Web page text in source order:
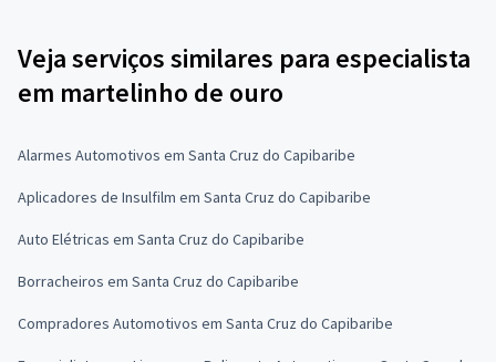
Veja serviços similares para especialista
em martelinho de ouro
Alarmes Automotivos em Santa Cruz do Capibaribe
Aplicadores de Insulfilm em Santa Cruz do Capibaribe
Auto Elétricas em Santa Cruz do Capibaribe
Borracheiros em Santa Cruz do Capibaribe
Compradores Automotivos em Santa Cruz do Capibaribe